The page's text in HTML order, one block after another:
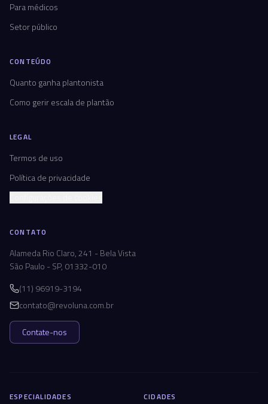
Para médicos
Setor público
CONTEÚDO
Quanto ganha plantonista
Como gerir escala de plantão
LEGAL
Termos de uso
Política de privacidade
CONTATO
Alameda Rio Claro, 241 - Bela Vista
São Paulo - SP, 01332-010
(11) 96919-3194
contato@revoluna.com.br
Contate-nos
ESPECIALIDADES CIDADES